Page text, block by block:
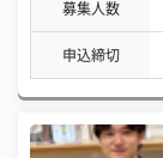
募集人数
申込締切